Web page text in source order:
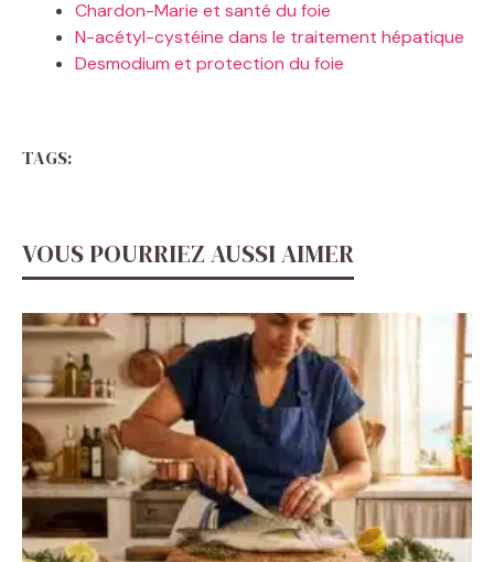
Chardon-Marie et santé du foie
N-acétyl-cystéine dans le traitement hépatique
Desmodium et protection du foie
TAGS:
VOUS POURRIEZ AUSSI AIMER